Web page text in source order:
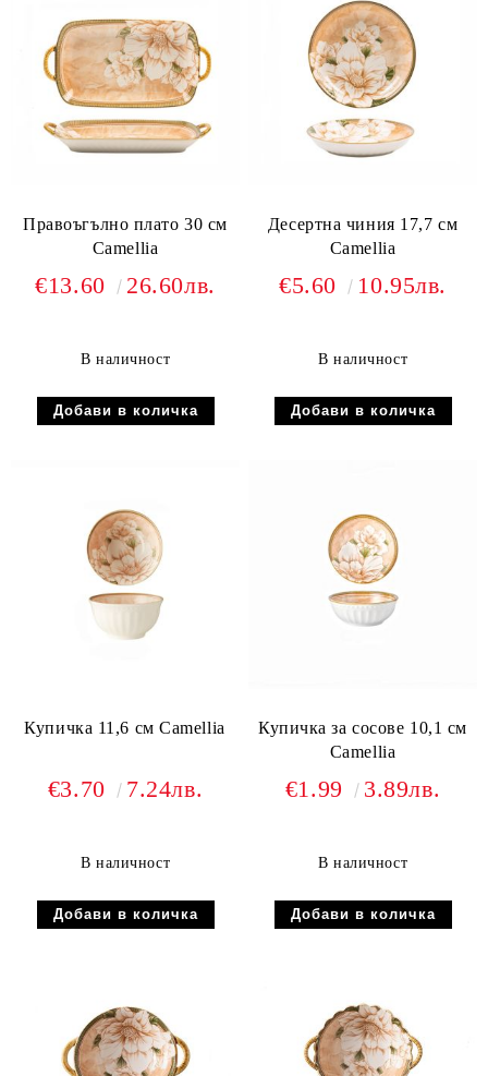
Правоъгълно плато 30 см
Camellia
€13.60 26.60лв.
В наличност
Десертна чиния 17,7 см
Camellia
€5.60 10.95лв.
В наличност
Купичка 11,6 см Camellia
€3.70 7.24лв.
В наличност
Купичка за сосове 10,1 см
Camellia
€1.99 3.89лв.
В наличност